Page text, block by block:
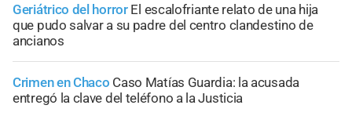
Geriátrico del horror El escalofriante relato de una hija
que pudo salvar a su padre del centro clandestino de
ancianos
Crimen en Chaco Caso Matías Guardia: la acusada
entregó la clave del teléfono a la Justicia